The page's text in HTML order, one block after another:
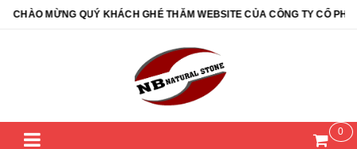
CHÀO MỪNG QUÝ KHÁCH GHÉ THĂM WEBSITE CỦA CÔNG TY CỔ
0